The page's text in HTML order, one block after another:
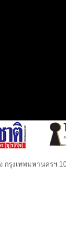
รุงเทพมหานครฯ